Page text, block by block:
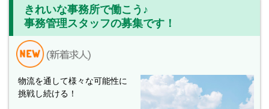
きれいな事務所で働こう♪
事務管理スタッフの募集です！
物流を通して様々な可能性に
挑戦し続ける！